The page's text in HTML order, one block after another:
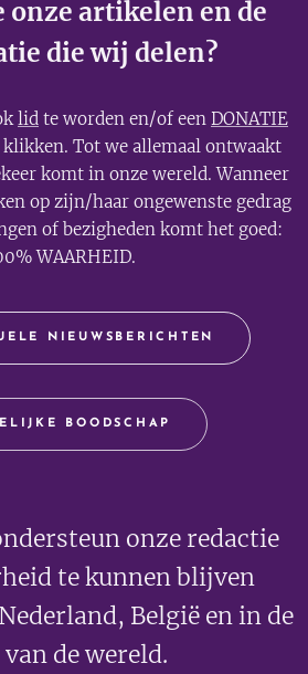
onze artikelen en de
die wij delen?
lid te worden en/of een DONATIE
klikken. Tot we allemaal ontwaakt
komt in onze wereld. Wanneer
op zijn/haar ongewenste gedrag
of bezigheden komt het goed:
WAARHEID.
NIEUWSBERICHTEN
BOODSCHAP
onze redactie
te kunnen blijven
België en in de
de wereld.